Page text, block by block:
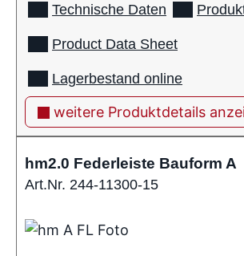
Technische Daten
Product Data Sheet
Lagerbestand online
weitere Produktdetails
hm2.0 Federleiste Bauform A
Art.Nr. 244-11300-15